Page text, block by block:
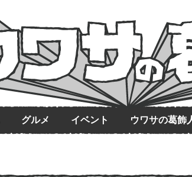
グルメ イベント ウワサの葛飾